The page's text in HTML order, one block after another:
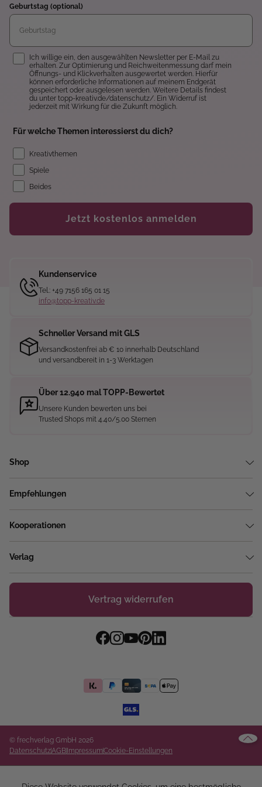
Geburtstag (optional)
Einwilligung
Ich willige ein, den ausgewählten Newsletter per E-Mail zu
erhalten. Zur Optimierung und Reichweitenmessung darf mein
Öffnungs- und Klickverhalten ausgewertet werden. Hierfür
können erforderliche Informationen auf meinem Endgerät
gespeichert oder ausgelesen werden. Weitere Details findest
du unter topp-kreativ.de/datenschutz/. Ein Widerruf ist
jederzeit mit Wirkung für die Zukunft möglich.
Für welche Themen interessierst du dich?
Kreativthemen
Spiele
Beides
Jetzt kostenlos anmelden
Kundenservice
Tel.: +49 7156 165 01 15
info@topp-kreativ.de
Schneller Versand mit GLS
Versandkostenfrei ab € 10 innerhalb Deutschland
und versandbereit in 1-3 Werktagen
Über 12.940 mal TOPP-Bewertet
Unsere Kunden bewerten uns bei
Trusted Shops mit 4.40/5.00 Sternen
Shop
Empfehlungen
Kooperationen
Verlag
Vertrag widerrufen
© frechverlag GmbH 2026
DatenschutzAGB ImpressumCookie-Einstellungen